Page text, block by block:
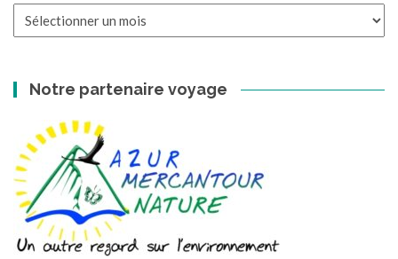
Notre partenaire voyage